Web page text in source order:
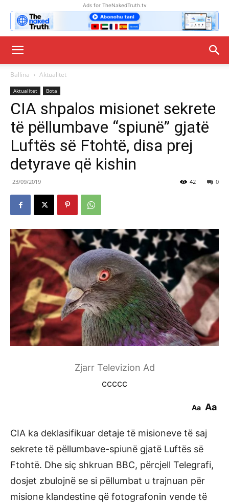
Ads for TheNakedTruth.tv
Ballina Aktualitet
Aktualitet Bota
CIA shpalos misionet sekrete
të pëllumbave “spiunë” gjatë
Luftës së Ftohtë, disa prej
detyrave që kishin
23/09/2019 0
42
Zjarr Televizion Ad
ccccc
Aa Aa
CIA ka deklasifikuar detaje të misioneve të saj
sekrete të pëllumbave-spiunë gjatë Luftës së
Ftohtë. Dhe siç shkruan BBC, përcjell Telegrafi,
dosjet zbulojnë se si pëllumbat u trajnuan për
misione klandestine që fotografonin vende të